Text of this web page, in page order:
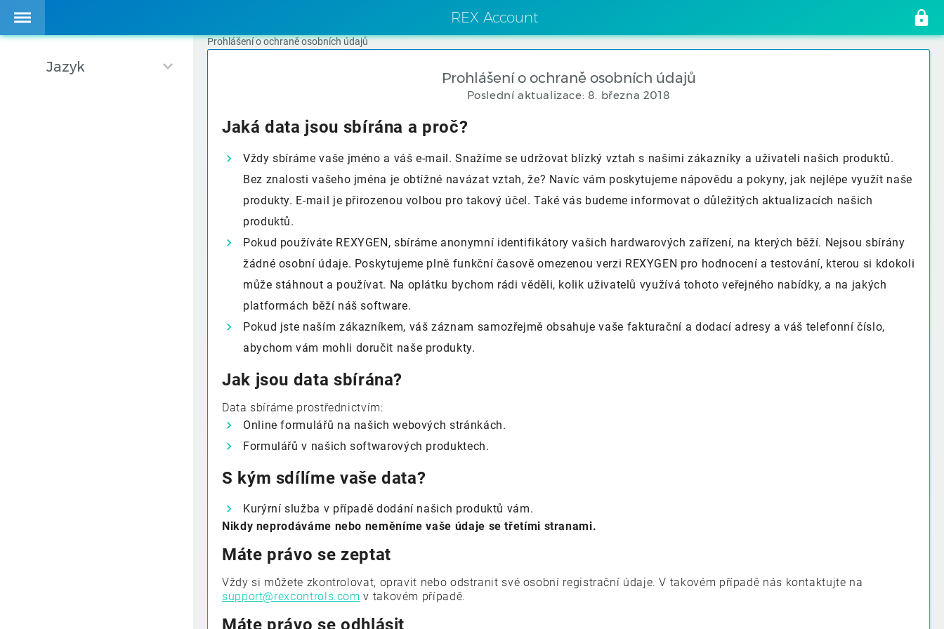
REX Account
Jazyk
Prohlášení o ochraně osobních údajů
Prohlášení o ochraně osobních údajů
Poslední aktualizace: 8. března 2018
Jaká data jsou sbírána a proč?
Vždy sbíráme vaše jméno a váš e-mail. Snažíme se udržovat blízký vztah s našimi zákazníky a uživateli našich produktů.
Bez znalosti vašeho jména je obtížné navázat vztah, že? Navíc vám poskytujeme nápovědu a pokyny, jak nejlépe využít naše
produkty. E-mail je přirozenou volbou pro takový účel. Také vás budeme informovat o důležitých aktualizacích našich
produktů.
Pokud používáte REXYGEN, sbíráme anonymní identifikátory vašich hardwarových zařízení, na kterých běží. Nejsou sbírány
žádné osobní údaje. Poskytujeme plně funkční časově omezenou verzi REXYGEN pro hodnocení a testování, kterou si kdokoli
může stáhnout a používat. Na oplátku bychom rádi věděli, kolik uživatelů využívá tohoto veřejného nabídky, a na jakých
platformách běží náš software.
Pokud jste naším zákazníkem, váš záznam samozřejmě obsahuje vaše fakturační a dodací adresy a váš telefonní číslo,
abychom vám mohli doručit naše produkty.
Jak jsou data sbírána?
Data sbíráme prostřednictvím:
Online formulářů na našich webových stránkách.
Formulářů v našich softwarových produktech.
S kým sdílíme vaše data?
Kurýrní služba v případě dodání našich produktů vám.
Nikdy neprodáváme nebo neměníme vaše údaje se třetími stranami.
Máte právo se zeptat
Vždy si můžete zkontrolovat, opravit nebo odstranit své osobní registrační údaje. V takovém případě nás kontaktujte na
support@rexcontrols.com v takovém případě.
Máte právo se odhlásit